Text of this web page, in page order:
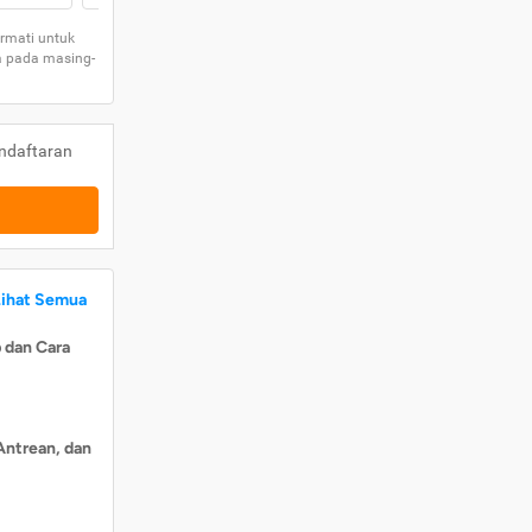
untuk
pada masing-
Semua
Cara
dan